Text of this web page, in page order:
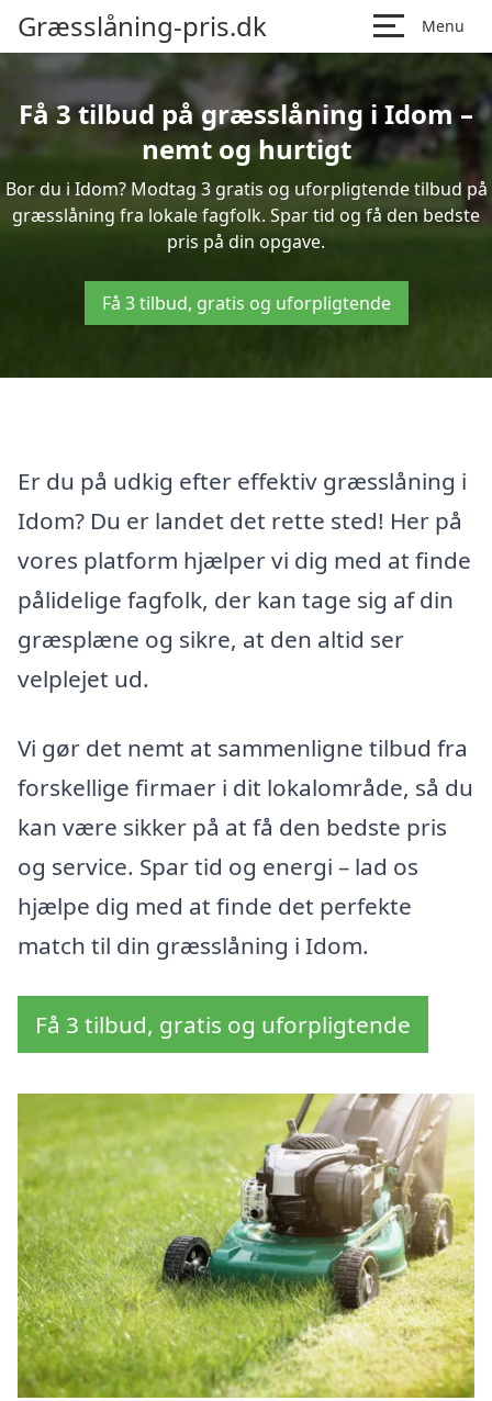
Græsslåning-pris.dk Menu
Få 3 tilbud på græsslåning i Idom –
nemt og hurtigt
Bor du i Idom? Modtag 3 gratis og uforpligtende tilbud på
græsslåning fra lokale fagfolk. Spar tid og få den bedste
pris på din opgave.
Få 3 tilbud, gratis og uforpligtende
Er du på udkig efter effektiv græsslåning i
Idom? Du er landet det rette sted! Her på
vores platform hjælper vi dig med at finde
pålidelige fagfolk, der kan tage sig af din
græsplæne og sikre, at den altid ser
velplejet ud.
Vi gør det nemt at sammenligne tilbud fra
forskellige firmaer i dit lokalområde, så du
kan være sikker på at få den bedste pris
og service. Spar tid og energi – lad os
hjælpe dig med at finde det perfekte
match til din græsslåning i Idom.
Få 3 tilbud, gratis og uforpligtende